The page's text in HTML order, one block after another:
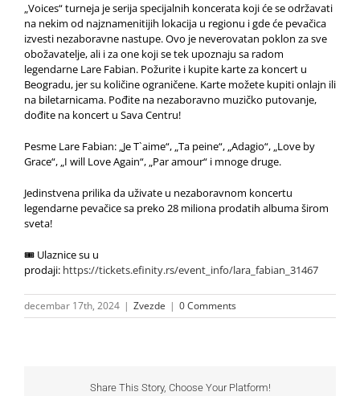
„Voices“ turneja je serija specijalnih koncerata koji će se održavati
na nekim od najznamenitijih lokacija u regionu i gde će pevačica
izvesti nezaboravne nastupe. Ovo je neverovatan poklon za sve
obožavatelje, ali i za one koji se tek upoznaju sa radom
legendarne Lare Fabian. Požurite i kupite karte za koncert u
Beogradu, jer su količine ograničene. Karte možete kupiti onlajn ili
na biletarnicama. Pođite na nezaboravno muzičko putovanje,
dođite na koncert u Sava Centru!
Pesme Lare Fabian: „Je T`aime“, „Ta peine“, „Adagio“, „Love by
Grace“, „I will Love Again“, „Par amour“ i mnoge druge.
Jedinstvena prilika da uživate u nezaboravnom koncertu
legendarne pevačice sa preko 28 miliona prodatih albuma širom
sveta!
🎟 Ulaznice su u
prodaji: https://tickets.efinity.rs/event_info/lara_fabian_31467
decembar 17th, 2024 | Zvezde | 0 Comments
Share This Story, Choose Your Platform!